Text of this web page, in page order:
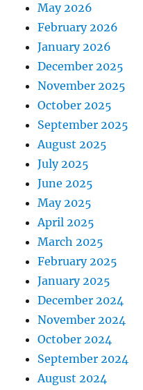
May 2026
February 2026
January 2026
December 2025
November 2025
October 2025
September 2025
August 2025
July 2025
June 2025
May 2025
April 2025
March 2025
February 2025
January 2025
December 2024
November 2024
October 2024
September 2024
August 2024